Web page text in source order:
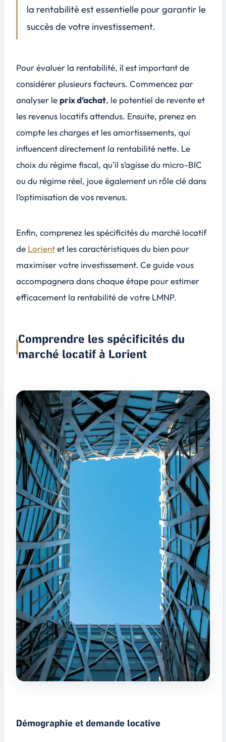
Calculer la rentabilité nette de votre investissement LMNP
Estimation des revenus locatifs annuels
4 Conclusion
la rentabilité est essentielle pour garantir le
succès de votre investissement.
Pour évaluer la rentabilité, il est important de
considérer plusieurs facteurs. Commencez par
analyser le prix d’achat, le potentiel de revente et
les revenus locatifs attendus. Ensuite, prenez en
compte les charges et les amortissements, qui
influencent directement la rentabilité nette. Le
choix du régime fiscal, qu’il s’agisse du micro-BIC
ou du régime réel, joue également un rôle clé dans
l’optimisation de vos revenus.
Enfin, comprenez les spécificités du marché locatif
de Lorientet les caractéristiques du bien pour
maximiser votre investissement. Ce guide vous
accompagnera dans chaque étape pour estimer
efficacement la rentabilité de votre LMNP.
Comprendre les spécificités du
marché locatif à Lorient
Démographie et demande locative